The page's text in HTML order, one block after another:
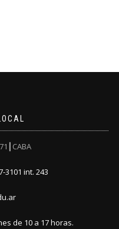
3101 int. 243
de 10 a 17 horas.